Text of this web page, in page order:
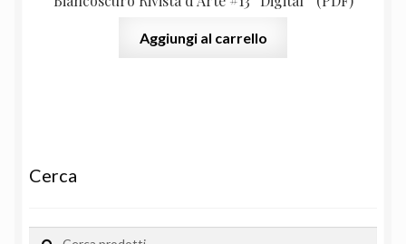
Aggiungi al carrello
Cerca
Cerca:
Cerca